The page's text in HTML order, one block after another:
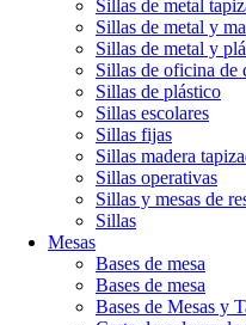
Sillas de metal
Sillas de metal y
Sillas de metal y
Sillas de oficina de
Sillas de plástico
Sillas escolares
Sillas fijas
Sillas madera
Sillas operativas
Sillas y mesas de
Sillas
Mesas
Bases de mesa
Bases de mesa
Bases de Mesas y